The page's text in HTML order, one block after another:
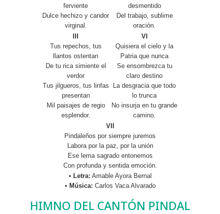
ferviente
Dulce hechizo y candor
virginal.
desmentido
Del trabajo, sublime
oración.
Tus repechos, tus
llantos ostentan
De tu rica simiente el
verdor
Tus jilgueros, tus linfas
presentan
Mil paisajes de regio
esplendor.
VI
Quisiera el cielo y la
Patria que nunca
Se ensombrezca tu
claro destino
La desgracia que todo
lo trunca
No insurja en tu grande
camino.
VII
Pindaleños por siempre juremos
Labora por la paz, por la unión
Ese lema sagrado entonemos
Con profunda y sentida emoción.
• Letra: Amable Ayora Bernal
• Música: Carlos Vaca Alvarado
HIMNO DEL CANTÓN PINDAL